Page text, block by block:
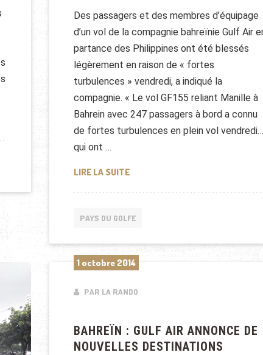
ET LA FRANCE
Des passagers et des membres d’équipage
d’un vol de la compagnie bahreïnie Gulf Air
partance des Philippines ont été blessés
légèrement en raison de « fortes
turbulences » vendredi, a indiqué la
compagnie. « Le vol GF155 reliant Manille à
Bahrein avec 247 passagers à bord a connu
de fortes turbulences en plein vol vendredi…
qui ont …
LIRE LA SUITELA COMPAGNIE BAHREÏNIE GULF
PAYS DU GOLFE
1 octobre 2014
PAR LA RANDO
BAHREÏN : GULF AIR ANNONCE DE
NOUVELLES DESTINATIONS